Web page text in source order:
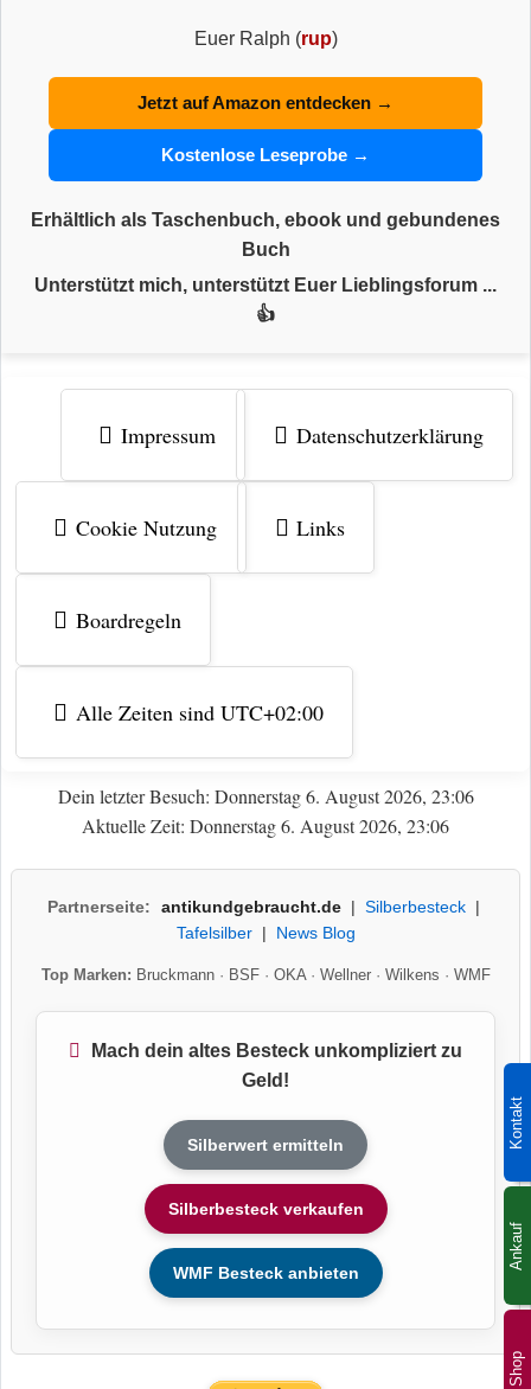
Shop
Kontakt
Ankauf
Euer Ralph (rup)
Jetzt auf Amazon entdecken →
Kostenlose Leseprobe →
Erhältlich als Taschenbuch, ebook und gebundenes
Buch
Unterstützt mich, unterstützt Euer Lieblingsforum ...
👍
Impressum Datenschutzerklärung
Cookie Nutzung Links
Boardregeln
Alle Zeiten sind UTC+02:00
Dein letzter Besuch: Donnerstag 6. August 2026, 23:06
Aktuelle Zeit: Donnerstag 6. August 2026, 23:06
Partnerseite: antikundgebraucht.de| Silberbesteck|
Tafelsilber| News Blog
Top Marken: Bruckmann· BSF· OKA· Wellner· Wilkens · WMF
Mach dein altes Besteck unkompliziert zu
Geld!
Silberwert ermitteln
Silberbesteck verkaufen
WMF Besteck anbieten